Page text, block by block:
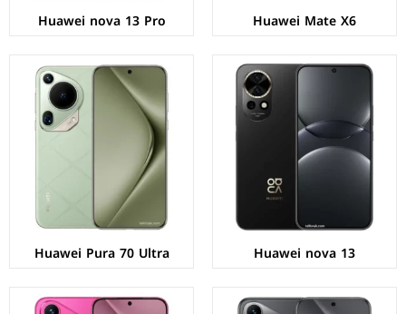
Huawei Mate X6
Huawei nova 13 Pro
Huawei nova 13
Huawei Pura 70 Ultra
المعالج:
الكاميرات:
خلفية 50+48+12.5 م.ب/ أمامية 13 م.ب
الذاكرة+الرام:256/512/1024 + 12 جيجابايت
نظام التشغيل:EMUI 14 بدون خدمات جوجل
البطارية:
الشاشة:LTPO OLED بحجم 6.6 بوصة بدقة 1256p
المعالج:Kirin 9000S1
الكاميرات:
الذاكرة+الرام:
نظام التشغيل:
البطارية:4900 مللي امبير - 66 واط
عرض المواصفات ←